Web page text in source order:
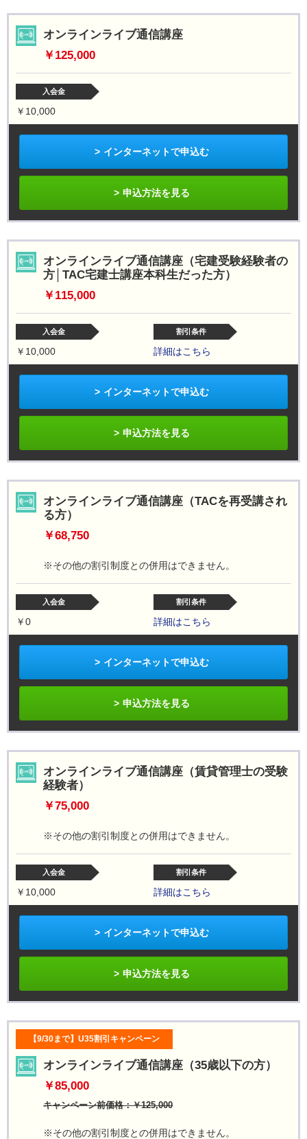
オンラインライブ通信講座
￥125,000
入会金
￥10,000
インターネットで申込む
申込方法を見る
オンラインライブ通信講座（宅建受験経験者の
方│TAC宅建士講座本科生だった方）
￥115,000
入会金
￥10,000
割引条件
詳細はこちら
インターネットで申込む
申込方法を見る
オンラインライブ通信講座（TACを再受講され
る方）
￥68,750
※その他の割引制度との併用はできません。
入会金
￥0
割引条件
詳細はこちら
インターネットで申込む
申込方法を見る
オンラインライブ通信講座（賃貸管理士の受験
経験者）
￥75,000
※その他の割引制度との併用はできません。
入会金
￥10,000
割引条件
詳細はこちら
インターネットで申込む
申込方法を見る
【9/30まで】U35割引キャンペーン
オンラインライブ通信講座（35歳以下の方）
￥85,000
キャンペーン前価格：￥125,000
※その他の割引制度との併用はできません。